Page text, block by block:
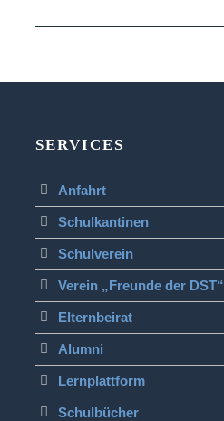
SERVICES
Anfahrt
Schulkantinen
Schulverein
Verein „Freunde der DST“
Elternbeirat
Alumni
Lernplattform
Schulbücher